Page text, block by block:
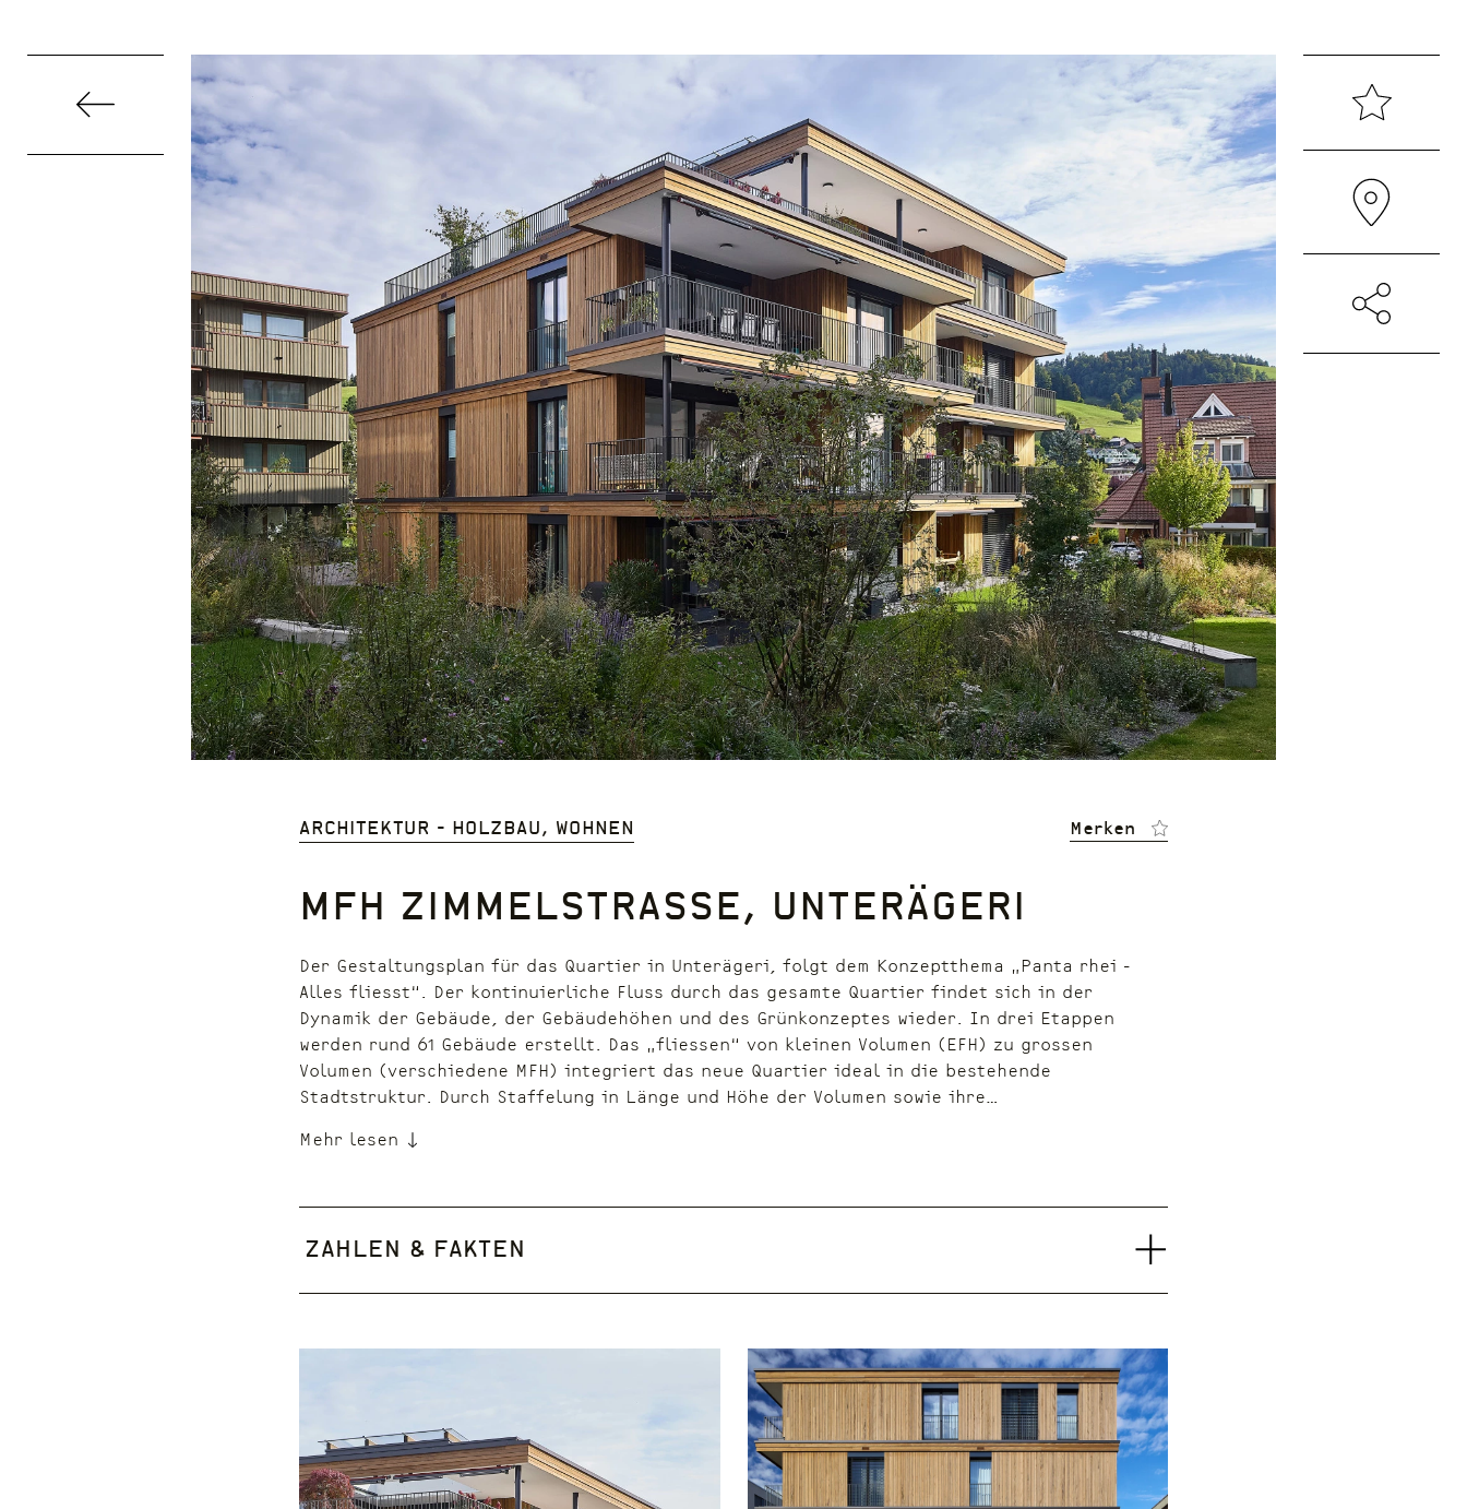
Architektur - Holzbau, Wohnen Merken
MFH Zimmelstrasse, Unterägeri
Der Gestaltungsplan für das Quartier in Unterägeri, folgt dem Konzeptthema „Panta rhei -
Alles fliesst“. Der kontinuierliche Fluss durch das gesamte Quartier findet sich in der
Dynamik der Gebäude, der Gebäudehöhen und des Grünkonzeptes wieder. In drei Etappen
werden rund 61 Gebäude erstellt. Das „fliessen“ von kleinen Volumen (EFH) zu grossen
Volumen (verschiedene MFH) integriert das neue Quartier ideal in die bestehende
Stadtstruktur. Durch Staffelung in Länge und Höhe der Volumen sowie ihre…
Mehr lesen
Zahlen & Fakten